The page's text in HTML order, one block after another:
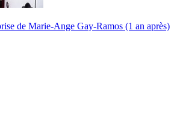
de Marie-Ange Gay-Ramos (1 an après)